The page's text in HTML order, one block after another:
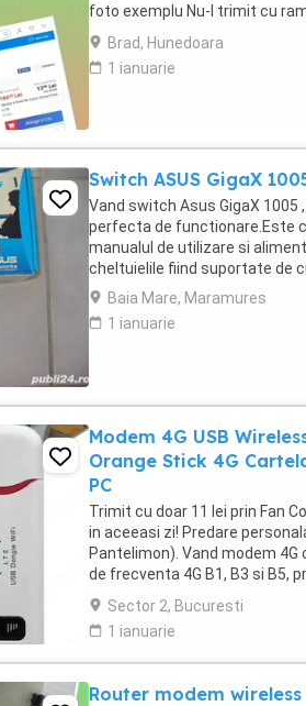
foto exemplu Nu-l trimit cu
parerea sau compara ...
Brad, Hunedoara
1 ianuarie
Switch ASUS GigaX
Vand switch Asus GigaX
perfecta de functionare.Este
manualul de utilizare si
cheltuielile fiind suportate de
Baia Mare, Maramures
1 ianuarie
Modem 4G USB
Orange Stick 4G
PC
Trimit cu doar 11 lei prin Fan
in aceeasi zi! Predare
Pantelimon). Vand modem 4G
de frecventa 4G B1, B3 si B5,
multe benzi ...
Sector 2, Bucuresti
1 ianuarie
Router modem